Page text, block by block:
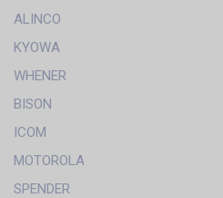
ALINCO
KYOWA
WHENER
BISON
ICOM
MOTOROLA
SPENDER